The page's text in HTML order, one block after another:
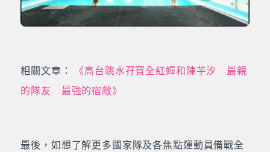
相關文章：
《高台跳水孖寶全紅嬋和陳芋汐 最親
的隊友 最強的宿敵》
最後，如想了解更多國家隊及各焦點運動員備戰全